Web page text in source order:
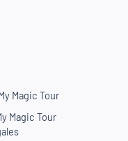
Magic Tour
Magic Tour